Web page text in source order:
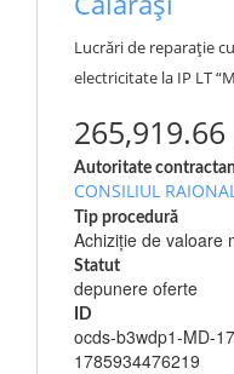
Lucrări de reparație
electricitate la IP LT
Autoritate
CONSILIUL
Tip procedură
Achiziție de valoare
Statut
depunere oferte
ID
ocds-b3wdp1-MD-
1785934476219